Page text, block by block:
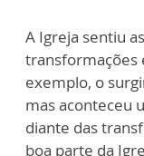
A Igreja sentiu
transformações
exemplo, o
mas aconteceu
diante das
boa parte da